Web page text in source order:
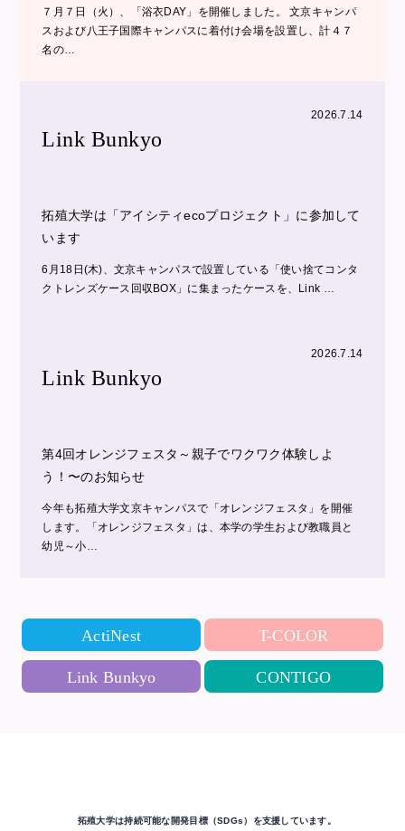
７月７日（火）、「浴衣DAY」を開催しました。 文京キャンパ
スおよび八王子国際キャンパスに着付け会場を設置し、計４７
名の…
2026.7.14
Link Bunkyo
拓殖大学は「アイシティecoプロジェクト」に参加して
います
6月18日(木)、文京キャンパスで設置している「使い捨てコンタ
クトレンズケース回収BOX」に集まったケースを、Link …
2026.7.14
Link Bunkyo
第4回オレンジフェスタ～親子でワクワク体験しよ
う！〜のお知らせ
今年も拓殖大学文京キャンパスで「オレンジフェスタ」を開催
します。「オレンジフェスタ」は、本学の学生および教職員と
幼児～小…
ActiNest T-COLOR
Link Bunkyo CONTIGO
拓殖大学は持続可能な開発目標（SDGs）を支援しています。